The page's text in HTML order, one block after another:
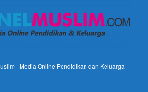
- Media Online Pendidikan dan Keluarga